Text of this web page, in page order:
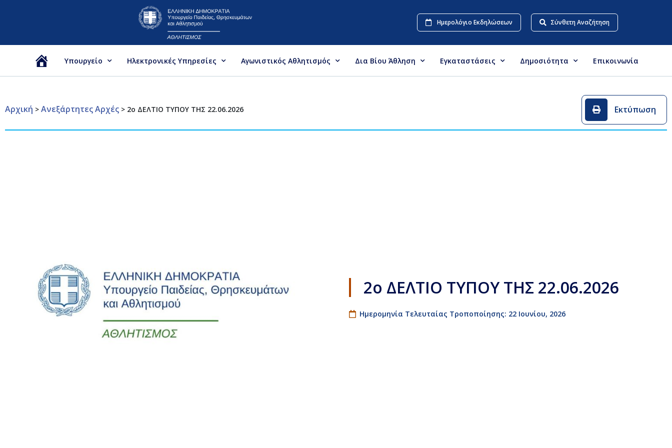
Ημερολόγιο Εκδηλώσεων Σύνθετη Αναζήτηση
Αρχική
Υπουργείο Ηλεκτρονικές Υπηρεσίες Αγωνιστικός Αθλητισμός Δια Βίου Άθληση Εγκαταστάσεις Δημοσιότητα Επικοινωνία
Αρχική > Ανεξάρτητες Αρχές > 2ο ΔΕΛΤΙΟ ΤΥΠΟΥ ΤΗΣ 22.06.2026 Εκτύπωση
2ο ΔΕΛΤΙΟ ΤΥΠΟΥ ΤΗΣ 22.06.2026
Ημερομηνία Τελευταίας Τροποποίησης: 22 Ιουνίου, 2026